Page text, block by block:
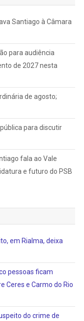
Santiago à Câmara
para audiência
de 2027 nesta
de agosto;
para discutir
fala ao Vale
e futuro do PSB
em Rialma, deixa
pessoas ficam
Ceres e Carmo do Rio
do crime de